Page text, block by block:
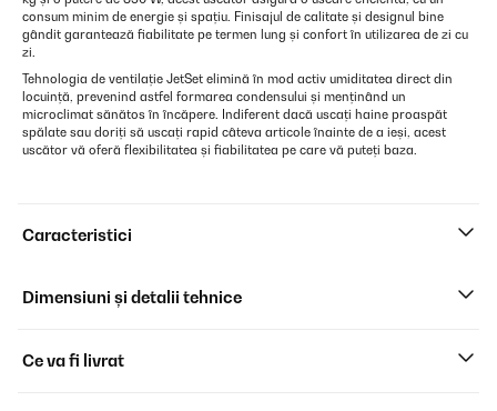
consum minim de energie și spațiu. Finisajul de calitate și designul bine
gândit garantează fiabilitate pe termen lung și confort în utilizarea de zi cu
zi.
Tehnologia de ventilație JetSet elimină în mod activ umiditatea direct din
locuință, prevenind astfel formarea condensului și menținând un
microclimat sănătos în încăpere. Indiferent dacă uscați haine proaspăt
spălate sau doriți să uscați rapid câteva articole înainte de a ieși, acest
uscător vă oferă flexibilitatea și fiabilitatea pe care vă puteți baza.
Caracteristici
Dimensiuni și detalii tehnice
Ce va fi livrat